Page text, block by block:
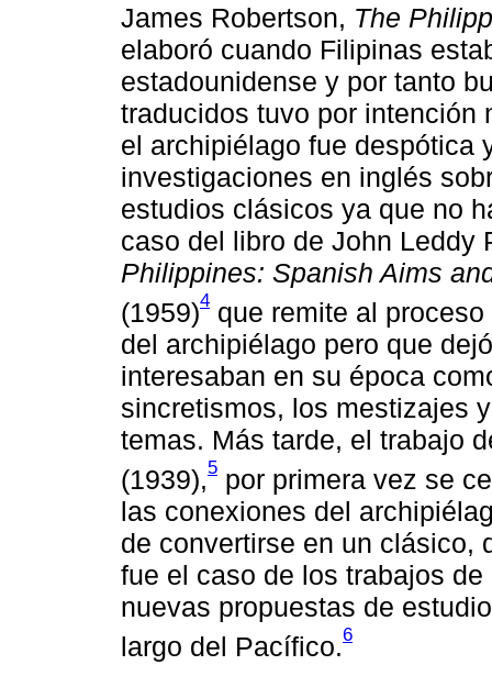
James Robertson, The
elaboró cuando Filipinas
estadounidense y por tanto
traducidos tuvo por intención
el archipiélago fue despótica
investigaciones en inglés
estudios clásicos ya que no
caso del libro de John Leddy
Philippines: Spanish Aims
(1959)4 que remite al
del archipiélago pero que
interesaban en su época
sincretismos, los mestizajes
temas. Más tarde, el trabajo
(1939),5 por primera vez se
las conexiones del
de convertirse en un clásico,
fue el caso de los trabajos
nuevas propuestas de
largo del Pacífico.6